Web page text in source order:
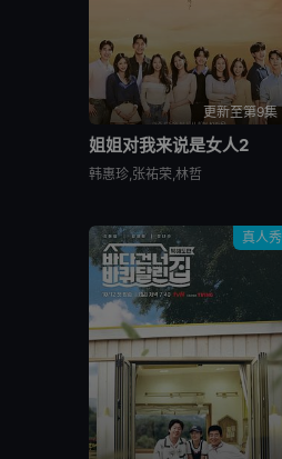
更新至第9集
姐姐对我来说是女人2
韩惠珍,张祐荣,林哲
真人秀